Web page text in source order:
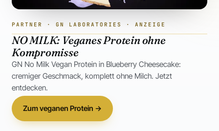
PARTNER · GN LABORATORIES · ANZEIGE
NO MILK: Veganes Protein ohne
Kompromisse
GN No Milk Vegan Protein in Blueberry Cheesecake:
cremiger Geschmack, komplett ohne Milch. Jetzt
entdecken.
Zum veganen Protein →